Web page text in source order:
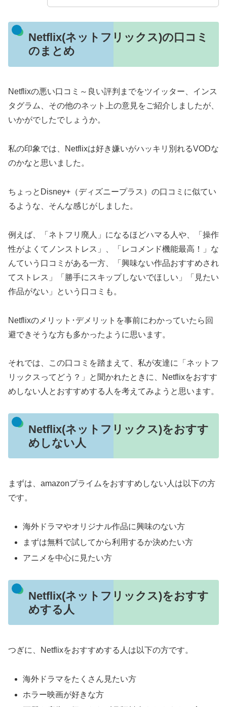
Netflix(ネットフリックス)の口コミ
のまとめ
Netflixの悪い口コミ～良い評判までをツイッター、インス
タグラム、その他のネット上の意見をご紹介しましたが、
いかがでしたでしょうか。
私の印象では、Netflixは好き嫌いがハッキリ別れるVODな
のかなと思いました。
ちょっとDisney+（ディズニープラス）の口コミに似てい
るような、そんな感じがしました。
例えば、「ネトフリ廃人」になるほどハマる人や、「操作
性がよくてノンストレス」、「レコメンド機能最高！」な
んていう口コミがある一方、「興味ない作品おすすめされ
てストレス」「勝手にスキップしないでほしい」「見たい
作品がない」という口コミも。
Netflixのメリット･デメリットを事前にわかっていたら回
避できそうな方も多かったように思います。
それでは、この口コミを踏まえて、私が友達に「ネットフ
リックスってどう？」と聞かれたときに、Netflixをおすす
めしない人とおすすめする人を考えてみようと思います。
Netflix(ネットフリックス)をおすす
めしない人
まずは、amazonプライムをおすすめしない人は以下の方
です。
海外ドラマやオリジナル作品に興味のない方
まずは無料で試してから利用するか決めたい方
アニメを中心に見たい方
Netflix(ネットフリックス)をおすす
めする人
つぎに、Netflixをおすすめする人は以下の方です。
海外ドラマをたくさん見たい方
ホラー映画が好きな方